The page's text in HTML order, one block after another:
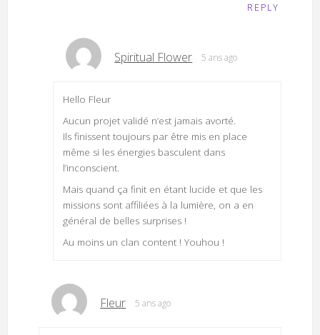
REPLY
Spiritual Flower 5 ans ago
Hello Fleur
Aucun projet validé n’est jamais avorté.
Ils finissent toujours par être mis en place
même si les énergies basculent dans
l’inconscient.
Mais quand ça finit en étant lucide et que les
missions sont affiliées à la lumière, on a en
général de belles surprises !
Au moins un clan content ! Youhou !
Fleur 5 ans ago